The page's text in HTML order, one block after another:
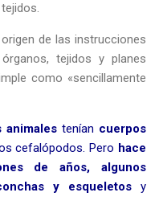
de las instrucciones
tejidos y planes
como «sencillamente
animalestenían cuerpos
cefalópodos. Pero hace
de años, algunos
y esqueletosy